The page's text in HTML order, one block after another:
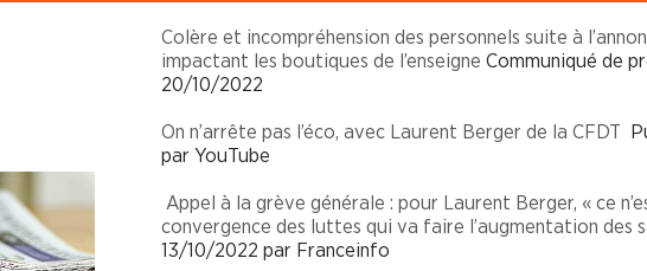
Colère et incompréhension des personnels suite à
impactant les boutiques de l’enseigne Communiqué de
20/10/2022
On n’arrête pas l’éco, avec Laurent Berger de la CFDT
par YouTube
Appel à la grève générale : pour Laurent Berger, « ce
convergence des luttes qui va faire l’augmentation des
13/10/2022 par Franceinfo